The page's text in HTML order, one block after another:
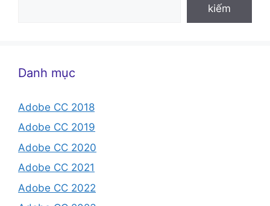
kiếm
Danh mục
Adobe CC 2018
Adobe CC 2019
Adobe CC 2020
Adobe CC 2021
Adobe CC 2022